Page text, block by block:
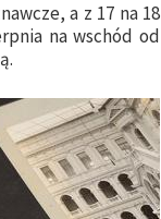
a z 17 na 18
na wschód od